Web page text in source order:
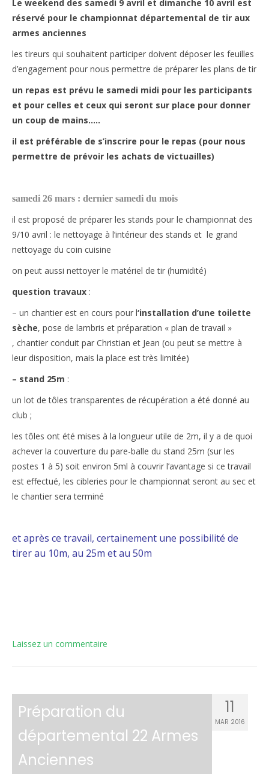
Le weekend des samedi 9 avril et dimanche 10 avril est
réservé pour le championnat départemental de tir aux
armes anciennes
les tireurs qui souhaitent participer doivent déposer les feuilles
d’engagement pour nous permettre de préparer les plans de tir
un repas est prévu le samedi midi pour les participants
et pour celles et ceux qui seront sur place pour donner
un coup de mains…..
il est préférable de s’inscrire pour le repas (pour nous
permettre de prévoir les achats de victuailles)
samedi 26 mars : dernier samedi du mois
il est proposé de préparer les stands pour le championnat des
9/10 avril : le nettoyage à l’intérieur des stands et le grand
nettoyage du coin cuisine
on peut aussi nettoyer le matériel de tir (humidité)
question travaux :
– un chantier est en cours pour l‘installation d’une toilette
sèche, pose de lambris et préparation « plan de travail »
, chantier conduit par Christian et Jean (ou peut se mettre à
leur disposition, mais la place est très limitée)
– stand 25m :
un lot de tôles transparentes de récupération a été donné au
club ;
les tôles ont été mises à la longueur utile de 2m, il y a de quoi
achever la couverture du pare-balle du stand 25m (sur les
postes 1 à 5) soit environ 5ml à couvrir l’avantage si ce travail
est effectué, les cibleries pour le championnat seront au sec et
le chantier sera terminé
et après ce travail, certainement une possibilité de
tirer au 10m, au 25m et au 50m
Laissez un commentaire
11
MAR 2016
Préparation du
départemental 22 Armes
Anciennes